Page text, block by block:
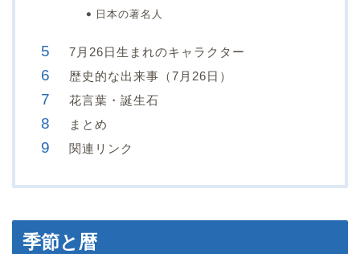
日本の著名人
7月26日生まれのキャラクター
歴史的な出来事（7月26日）
花言葉・誕生石
まとめ
関連リンク
季節と暦